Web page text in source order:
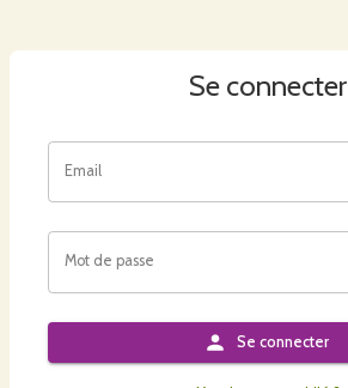
Se connecter
Email
Mot de passe
Se connecter